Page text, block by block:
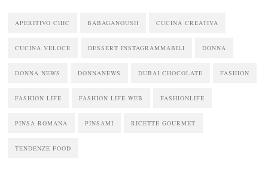
APERITIVO CHIC BABAGANOUSH CUCINA CREATIVA
CUCINA VELOCE DESSERT INSTAGRAMMABILI DONNA
DONNA NEWS DONNANEWS DUBAI CHOCOLATE FASHION
FASHION LIFE FASHION LIFE WEB FASHIONLIFE
PINSA ROMANA PINSAMI RICETTE GOURMET
TENDENZE FOOD